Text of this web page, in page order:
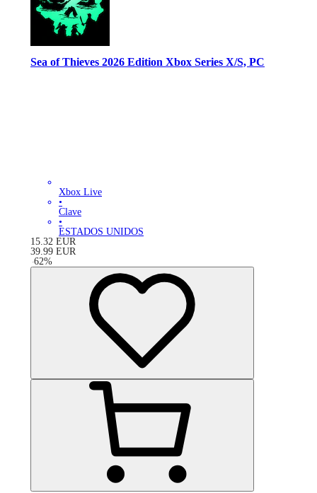
Sea of Thieves 2026 Edition Xbox Series X/S, PC
Xbox Live
•
Clave
•
ESTADOS UNIDOS
15.32 EUR
39.99 EUR
-62%